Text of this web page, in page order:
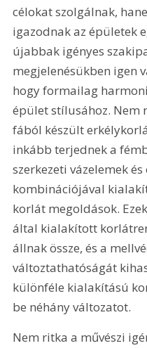
célokat szolgálnak,
igazodnak az épületek
újabbak igényes
megjelenésükben igen
hogy formailag
épület stílusához. Nem
fából készült
inkább terjednek a
szerkezeti vázelemek
kombinációjával
korlát megoldások.
által kialakított
állnak össze, és a
változtathatóságát
különféle kialakítású
be néhány változatot.
Nem ritka a művészi